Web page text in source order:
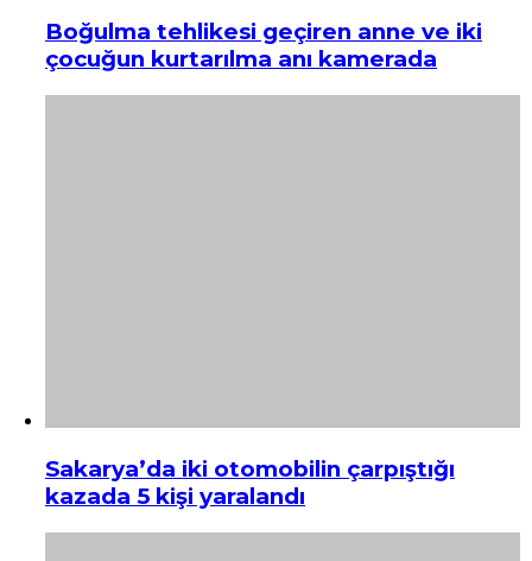
Boğulma tehlikesi geçiren anne ve iki
çocuğun kurtarılma anı kamerada
Sakarya’da iki otomobilin çarpıştığı
kazada 5 kişi yaralandı